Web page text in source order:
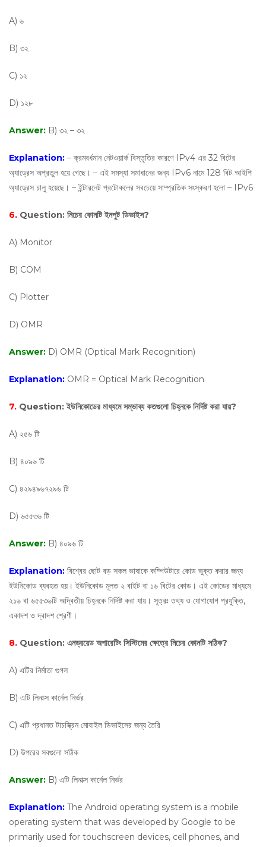
A) ৬
B) ৩২
C) ১২
D) ১২৮
Answer: B) ৩২ – ৩২
Explanation: – ক্রমবর্ধমান নেটওয়ার্ক বিস্তৃতির কারণে IPv4 এর 32 বিটের
অ্যাড্রেস অপ্রতুল হয়ে গেছে। – এই সমস্যা সমাধানের জন্য IPv6 নামে 128 বিট আইপি
অ্যাড্রেস চালু হয়েছে। – ইন্টারনেট প্রটোকলের সবচেয়ে সাম্প্রতিক সংস্করণ হলো – IPv6
6. Question: নিচের কোনটি ইনপুট ডিভাইস?
A) Monitor
B) COM
C) Plotter
D) OMR
Answer: D) OMR (Optical Mark Recognition)
Explanation: OMR = Optical Mark Recognition
7. Question:ইউনিকোডের মাধ্যমে সম্ভাব্য কতগুলো চিহ্নকে নির্দিষ্ট করা যায়?
A) ২৫৬ টি
B) ৪০৯৬ টি
C) ৪২৯৪৯৬৭২৯৬ টি
D) ৬৫৫৩৬ টি
Answer: B) ৪০৯৬ টি
Explanation: বিশ্বের ছোট বড় সকল ভাষাকে কম্পিউটারে কোড ভুক্ত করার জন্য
ইউনিকোড ব্যবহৃত হয়। ইউনিকোড মূলত ২ বাইট বা ১৬ বিটের কোড। এই কোডের মাধ্যমে
২১৬ বা ৬৫৫৩৬টি অদ্বিতীয় চিহ্নকে নির্দিষ্ট করা যায়। সূত্রঃ তথ্য ও যোগাযোগ প্রযুক্তি,
একাদশ ও দ্বাদশ শ্রেণী।
8. Question: এনড্রয়েড অপারেটিং সিস্টিমের ক্ষেত্রে নিচের কোনটি সঠিক?
A) এটির নির্মাতা গুগল
B) এটি লিনাক্স কার্নেল নির্ভর
C) এটি প্রধানত টাচস্ক্রিন মোবাইল ডিভাইসের জন্য তৈরি
D) উপরের সবগুলো সঠিক
Answer: B) এটি লিনাক্স কার্নেল নির্ভর
Explanation: The Android operating system is a mobile
operating system that was developed by Google to be
primarily used for touchscreen devices, cell phones, and